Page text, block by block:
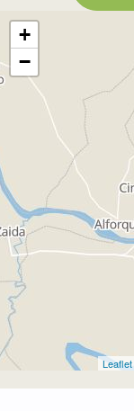
+
−
Leaflet